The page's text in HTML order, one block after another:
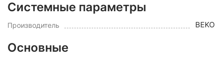
Системные параметры
Производитель BEKO
Основные